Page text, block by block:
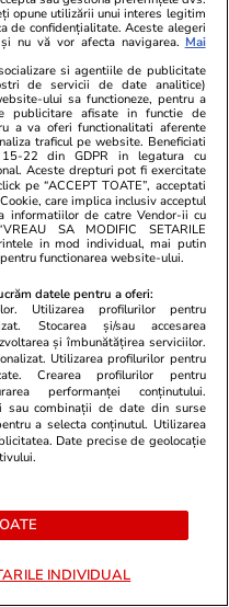
27 iul.
24 iul.
și
opune utilizării unui interes legitim
de confidențialitate. Aceste alegeri
nu vă vor afecta navigarea. Mai
si agentiile de publicitate
de servicii de date analitice)
ului sa functioneze, pentru a
publicitare afisate in functie de
a va oferi functionalitati aferente
traficul pe website. Beneficiati
22 din GDPR in legatura cu
Aceste drepturi pot fi exercitate
pe “ACCEPT TOATE”, acceptati
care implica inclusiv acceptul
informatiilor de catre Vendor-ii cu
SA MODIFIC SETARILE
in mod individual, mai putin
functionarea website-ului.
datele pentru a oferi:
Utilizarea profilurilor pentru
Stocarea și/sau accesarea
și îmbunătățirea serviciilor.
Utilizarea profilurilor pentru
Crearea profilurilor pentru
performanței conținutului.
sau combinații de date din surse
a selecta conținutul. Utilizarea
Date precise de geolocație
INDIVIDUAL